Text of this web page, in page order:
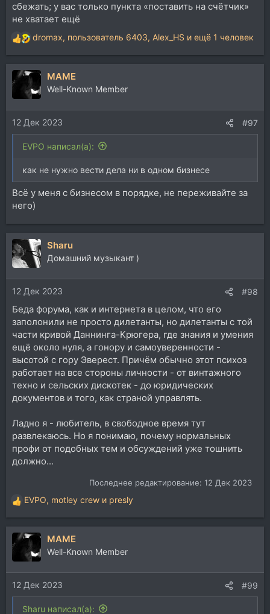
сбежать; у вас только пункта «поставить на счётчик»
не хватает ещё
Р
е
а
ц
и
и
:
dromax, пользователь 6403, Alex_HS и ещё 1 человек
MAME
Well-Known Member
12 Дек 2023 #97
EVPO написал(а):
как не нужно вести дела ни в одном бизнесе
Всё у меня с бизнесом в порядке, не переживайте за
него)
Sharu
Домашний музыкант )
12 Дек 2023 #98
Беда форума, как и интернета в целом, что его
заполонили не просто дилетанты, но дилетанты с той
части кривой Даннинга-Крюгера, где знания и умения
ещё около нуля, а гонору и самоуверенности -
высотой с гору Эверест. Причём обычно этот психоз
работает на все стороны личности - от винтажного
техно и сельских дискотек - до юридических
документов и того, как страной управлять.
Ладно я - любитель, в свободное время тут
развлекаюсь. Но я понимаю, почему нормальных
профи от подобных тем и обсуждений уже тошнить
должно...
Последнее редактирование: 12 Дек 2023
Р
е
а
ц
и
и
:
EVPO, motley crew и presly
MAME
Well-Known Member
12 Дек 2023 #99
Sharu написал(а):